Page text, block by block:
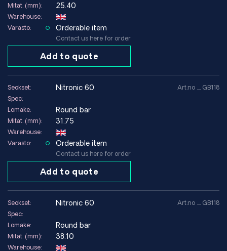
Mitat. (mm): 25.40
Warehouse:
Varasto:
Orderable item
Contact us here for order
Add to quote
Seokset: nitronic 60
Spec:
Lomake:
Round bar
Mitat. (mm): 31.75
Warehouse:
Varasto:
Orderable item
Contact us here for order
Add to quote
Art.no .... GB118
Seokset: nitronic 60
Spec:
Lomake:
Round bar
Mitat. (mm): 38.10
Warehouse:
Art.no .... GB118